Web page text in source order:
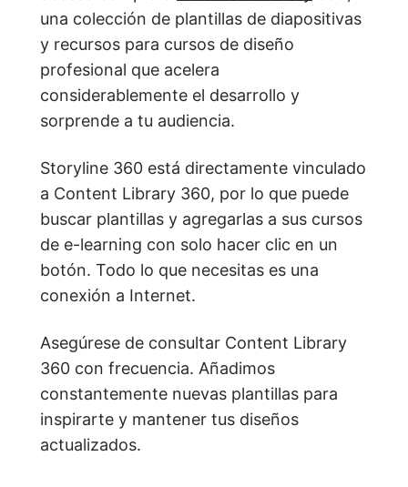
una colección de plantillas de diapositivas
y recursos para cursos de diseño
profesional que acelera
considerablemente el desarrollo y
sorprende a tu audiencia.
Storyline 360 está directamente vinculado
a Content Library 360, por lo que puede
buscar plantillas y agregarlas a sus cursos
de e-learning con solo hacer clic en un
botón. Todo lo que necesitas es una
conexión a Internet.
Asegúrese de consultar Content Library
360 con frecuencia. Añadimos
constantemente nuevas plantillas para
inspirarte y mantener tus diseños
actualizados.